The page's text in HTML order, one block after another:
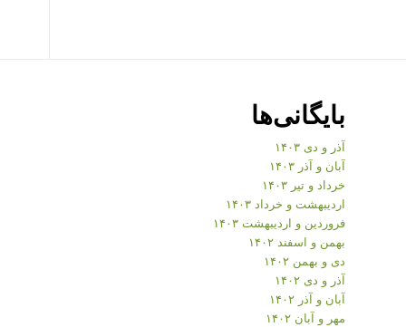
بایگانی‌ها
آذر و دی ۱۴۰۳
آبان و آذر ۱۴۰۳
خرداد و تیر ۱۴۰۳
اردیبهشت و خرداد ۱۴۰۳
فروردین و اردیبهشت ۱۴۰۳
بهمن و اسفند ۱۴۰۲
دی و بهمن ۱۴۰۲
آذر و دی ۱۴۰۲
آبان و آذر ۱۴۰۲
مهر و آبان ۱۴۰۲